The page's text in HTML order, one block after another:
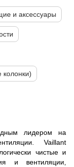
и аксессуары
колонки)
лидером на
Vaillant
чистые и
и вентиляции,